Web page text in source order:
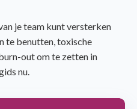
je team kunt versterken
te benutten, toxische
out om te zetten in
nu.